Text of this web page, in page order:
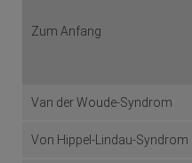
Zum Anfang
Van der Woude-Syndrom
Von Hippel-Lindau-Syndrom